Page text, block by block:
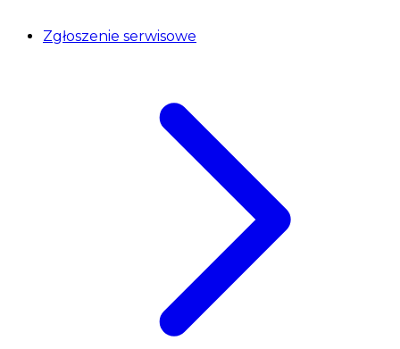
Zgłoszenie serwisowe